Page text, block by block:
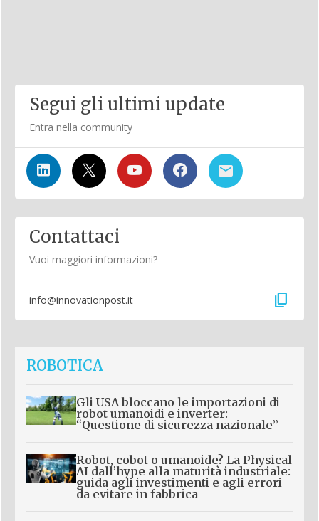
Segui gli ultimi update
Entra nella community
Contattaci
Vuoi maggiori informazioni?
info@innovationpost.it content_copy
ROBOTICA
Gli USA bloccano le importazioni di
robot umanoidi e inverter:
“Questione di sicurezza nazionale”
Robot, cobot o umanoide? La Physical
AI dall’hype alla maturità industriale:
guida agli investimenti e agli errori
da evitare in fabbrica